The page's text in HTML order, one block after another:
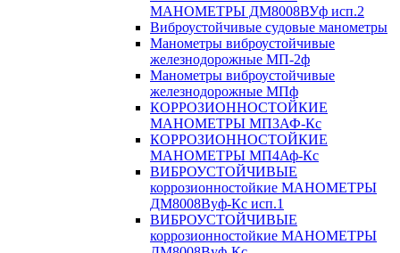
МАНОМЕТРЫ ДМ8008ВУф исп.2
Виброустойчивые судовые манометры
Манометры виброустойчивые
железнодорожные МП-2ф
Манометры виброустойчивые
железнодорожные МПф
КОРРОЗИОННОСТОЙКИЕ
МАНОМЕТРЫ МП3АФ-Кс
КОРРОЗИОННОСТОЙКИЕ
МАНОМЕТРЫ МП4Аф-Кс
ВИБРОУСТОЙЧИВЫЕ
коррозионностойкие МАНОМЕТРЫ
ДМ8008Вуф-Кс исп.1
ВИБРОУСТОЙЧИВЫЕ
коррозионностойкие МАНОМЕТРЫ